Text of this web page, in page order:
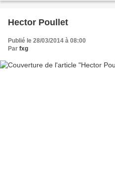
Hector Poullet
Publié le 28/03/2014 à 08:00
Par fxg